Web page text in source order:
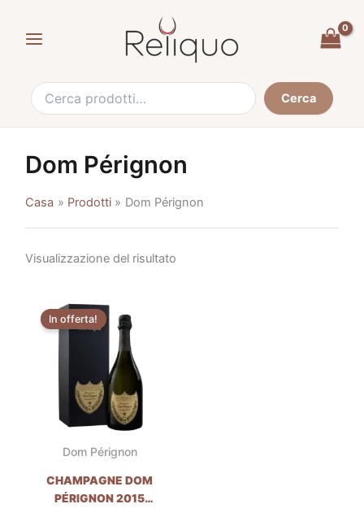
contenuto
Cerca
Dom Pérignon
Casa Prodotti Dom Pérignon
Visualizzazione del risultato
Dom Pérignon
In offerta!
CHAMPAGNE DOM
PÉRIGNON 2015
prezzo
originale
era:
€230,00.